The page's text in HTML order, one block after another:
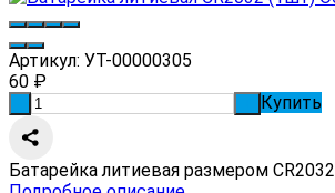
Артикул: УТ-00000305
60 ₽
Купить
Батарейка литиевая размером CR2032